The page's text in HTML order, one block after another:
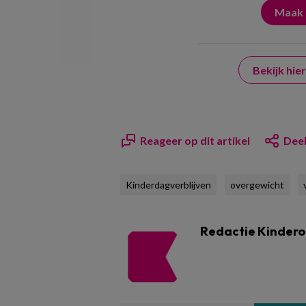
Bekijk
Reageer op dit artikel
Kinderdagverblijven overgewicht
Redactie